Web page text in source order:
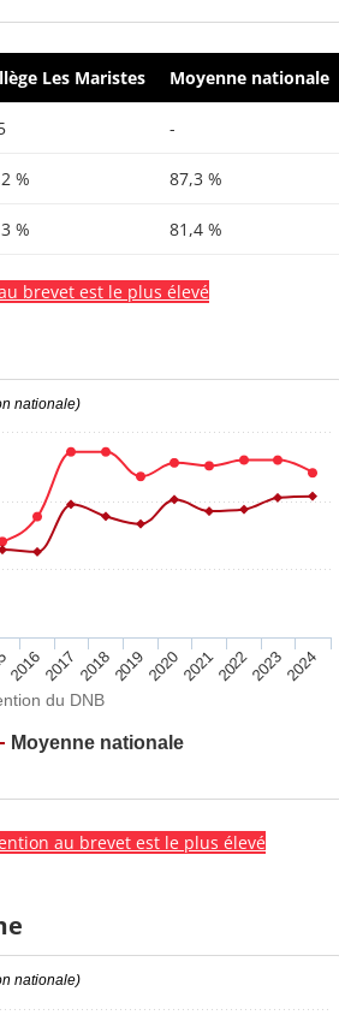
Les Maristes Moyenne nationale
-
% 87,3 %
% 81,4 %
brevet est le plus élevé
du DNB
nationale)
Moyenne nationale
201620172018201920202021202220232024
au brevet est le plus élevé
nationale)